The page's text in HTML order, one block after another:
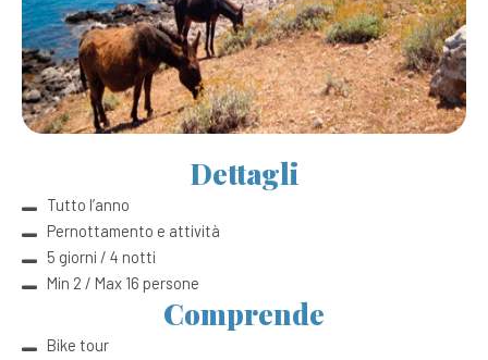
Dettagli
Tutto l’anno
Pernottamento e attività
5 giorni / 4 notti
Min 2 / Max 16 persone
Comprende
Bike tour